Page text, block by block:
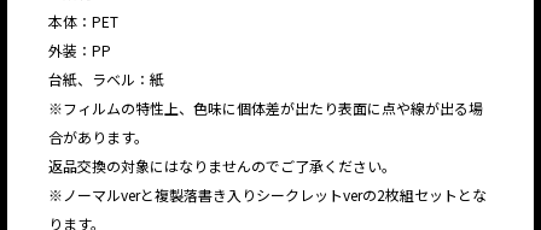
本体：PET
外装：PP
台紙、ラベル：紙
※フィルムの特性上、色味に個体差が出たり表面に点や線が出る場
合があります。
返品交換の対象にはなりませんのでご了承ください。
※ノーマルverと複製落書き入りシークレットverの2枚組セットとな
ります。